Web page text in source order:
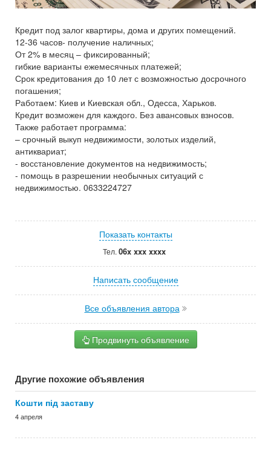
Кредит под залог квартиры, дома и других помещений.
12-36 часов- получение наличных;
От 2% в месяц – фиксированный;
гибкие варианты ежемесячных платежей;
Срок кредитования до 10 лет с возможностью досрочного
погашения;
Работаем: Киев и Киевская обл., Одесса, Харьков.
Кредит возможен для каждого. Без авансовых взносов.
Также работает программа:
– срочный выкуп недвижимости, золотых изделий,
антиквариат;
- восстановление документов на недвижимость;
- помощь в разрешении необычных ситуаций с
недвижимостью. 0633224727
Показать контакты
Тел. 06x xxx xxxx
Написать сообщение
Все объявления автора
Продвинуть объявление
Другие похожие объявления
Кошти під заставу
4 апреля